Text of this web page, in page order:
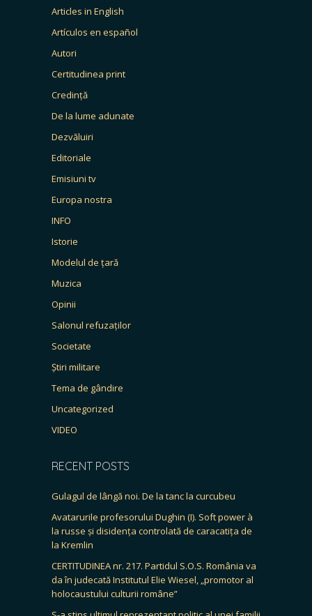
Articles in English
Artículos en español
Autori
Certitudinea print
Credință
De la lume adunate
Dezvăluiri
Editoriale
Emisiuni tv
Europa nostra
INFO
Istorie
Modelul de țară
Muzica
Opinii
Salonul refuzaților
Societate
Știri militare
Tema de gândire
Uncategorized
VIDEO
RECENT POSTS
Gulagul de lângă noi. De la tanc la curcubeu
Avatarurile profesorului Dughin (I). Soft power à
la russe și disidența controlată de caracatița de
la Kremlin
CERTITUDINEA nr. 217. Partidul S.O.S. România va
da în judecată Institutul Elie Wiesel, „promotor al
holocaustului culturii române”